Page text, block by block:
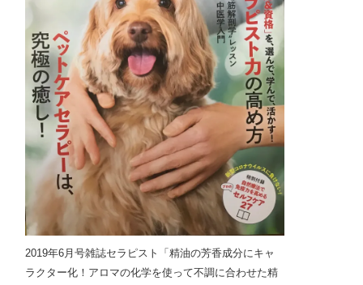
2019年6月号雑誌セラピスト「精油の芳香成分にキャ
ラクター化！アロマの化学を使って不調に合わせた精